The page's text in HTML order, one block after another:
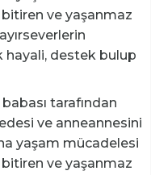
ve yaşanmaz
hayali, destek bulup
tarafından
ve anneannesini
yaşam mücadelesi
ve yaşanmaz